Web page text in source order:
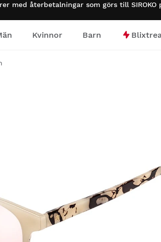
med återbetalningar som görs till SIROKO
Kvinnor Barn